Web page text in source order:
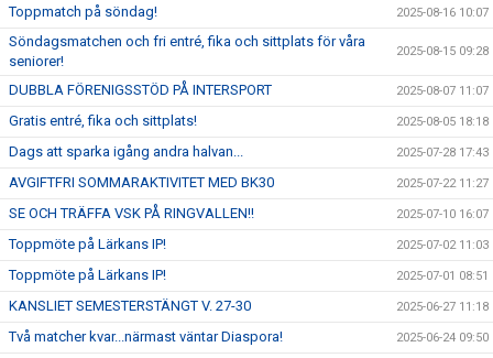
Toppmatch på söndag! 2025-08-16 10:07
Söndagsmatchen och fri entré, fika och sittplats för våra
seniorer!
2025-08-15 09:28
DUBBLA FÖRENIGSSTÖD PÅ INTERSPORT 2025-08-07 11:07
Gratis entré, fika och sittplats! 2025-08-05 18:18
Dags att sparka igång andra halvan... 2025-07-28 17:43
AVGIFTFRI SOMMARAKTIVITET MED BK30 2025-07-22 11:27
SE OCH TRÄFFA VSK PÅ RINGVALLEN!! 2025-07-10 16:07
Toppmöte på Lärkans IP! 2025-07-02 11:03
Toppmöte på Lärkans IP! 2025-07-01 08:51
KANSLIET SEMESTERSTÄNGT V. 27-30 2025-06-27 11:18
Två matcher kvar...närmast väntar Diaspora! 2025-06-24 09:50